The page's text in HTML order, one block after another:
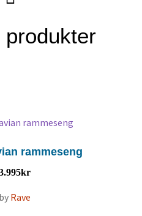
rammeseng
kr
by Rave